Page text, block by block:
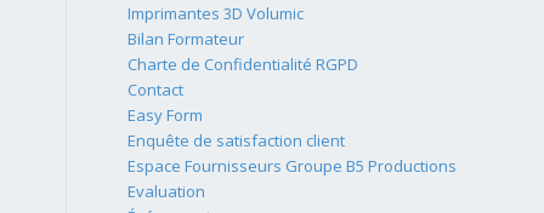
Imprimantes 3D Volumic
Bilan Formateur
Charte de Confidentialité RGPD
Contact
Easy Form
Enquête de satisfaction client
Espace Fournisseurs Groupe B5 Productions
Evaluation